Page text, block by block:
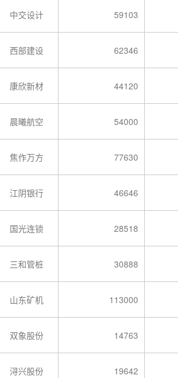
中交设计 59103
西部建设 62346
康欣新材 44120
晨曦航空 54000
焦作万方 77630
江阴银行 46646
国光连锁 28518
三和管桩 30888
山东矿机 113000
双象股份 14763
浔兴股份 19642